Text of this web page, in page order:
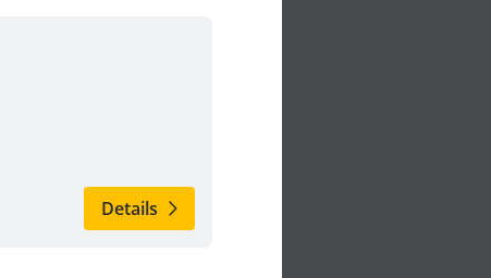
Details